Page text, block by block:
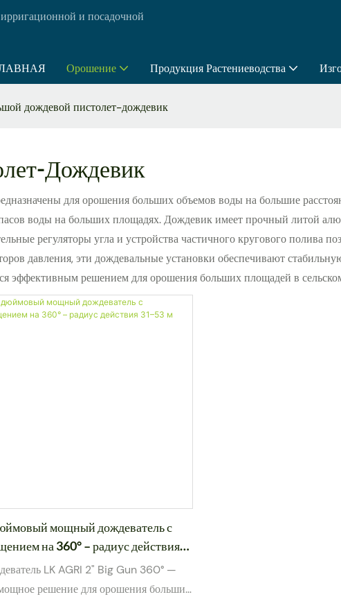
и посадочной
Орошение Продукция Растениеводства
дождевой пистолет-дождевик
Дождевик
для орошения больших объемов воды на большие
воды на больших площадях. Дождевик имеет прочный литой
регуляторы угла и устройства частичного кругового полива
давления, эти дождевальные установки обеспечивают
эффективным решением для орошения больших площадей в
мощный дождеватель с
на 360° – радиус действия
м
LK AGRI 2" Big Gun 360° —
решение для орошения больших